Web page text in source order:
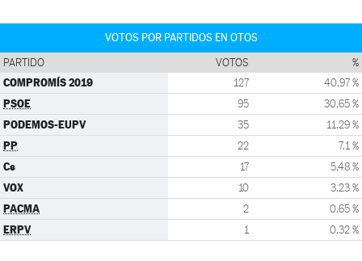
VOTOS POR PARTIDOS EN OTOS
PARTIDO VOTOS %
COMPROMÍS 2019 127 40,97 %
PSOE 95 30,65 %
PODEMOS-EUPV 35 11,29 %
PP 22 7,1 %
Cs 17 5,48 %
VOX 10 3,23 %
PACMA 2 0,65 %
ERPV 1 0,32 %